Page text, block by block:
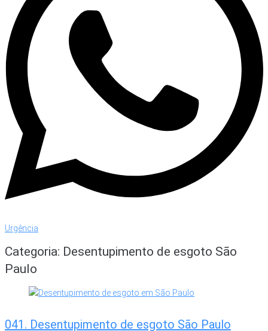
Urgência
Categoria: Desentupimento de esgoto São
Paulo
041. Desentupimento de esgoto São Paulo